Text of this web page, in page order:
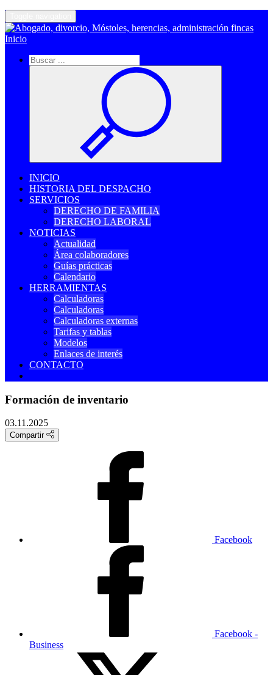
Inicio
INICIO
HISTORIA DEL DESPACHO
SERVICIOS
DERECHO DE FAMILIA
DERECHO LABORAL
NOTICIAS
Actualidad
Área colaboradores
Guías prácticas
Calendario
HERRAMIENTAS
Calculadoras
Calculadoras
Calculadoras externas
Tarifas y tablas
Modelos
Enlaces de interés
CONTACTO
Formación de inventario
03.11.2025
Compartir
Facebook
Facebook -
Business